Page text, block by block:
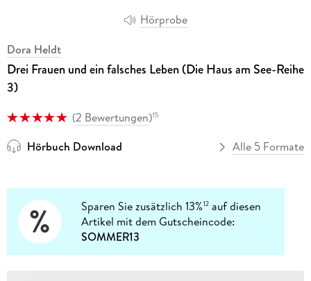
Hörprobe
Dora Heldt
Drei Frauen und ein falsches Leben (Die Haus am See-Reihe
3)
(2 Bewertungen)15
Hörbuch Download Alle 5 Formate
Sparen Sie zusätzlich 13%12 auf diesen
Artikel mit dem Gutscheincode:
SOMMER13